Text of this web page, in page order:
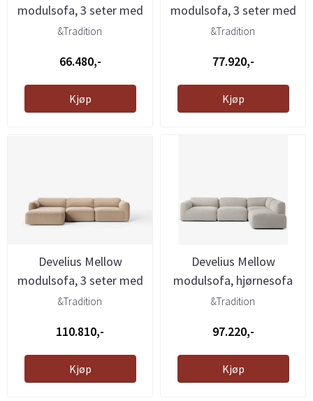
modulsofa, 3 seter med
sjeselong ...
&Tradition
66.480,-
Kjøp
modulsofa, 3 seter med
sjeselong ...
&Tradition
77.920,-
Kjøp
Develius Mellow
modulsofa, 3 seter med
sjeselong ...
&Tradition
110.810,-
Kjøp
Develius Mellow
modulsofa, hjørnesofa
med åpen ...
&Tradition
97.220,-
Kjøp